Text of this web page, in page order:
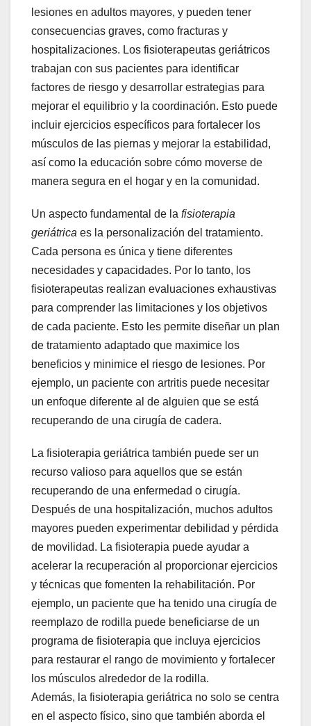
lesiones en adultos mayores, y pueden tener
consecuencias graves, como fracturas y
hospitalizaciones. Los fisioterapeutas geriátricos
trabajan con sus pacientes para identificar
factores de riesgo y desarrollar estrategias para
mejorar el equilibrio y la coordinación. Esto puede
incluir ejercicios específicos para fortalecer los
músculos de las piernas y mejorar la estabilidad,
así como la educación sobre cómo moverse de
manera segura en el hogar y en la comunidad.
Un aspecto fundamental de la fisioterapia
geriátrica es la personalización del tratamiento.
Cada persona es única y tiene diferentes
necesidades y capacidades. Por lo tanto, los
fisioterapeutas realizan evaluaciones exhaustivas
para comprender las limitaciones y los objetivos
de cada paciente. Esto les permite diseñar un plan
de tratamiento adaptado que maximice los
beneficios y minimice el riesgo de lesiones. Por
ejemplo, un paciente con artritis puede necesitar
un enfoque diferente al de alguien que se está
recuperando de una cirugía de cadera.
La fisioterapia geriátrica también puede ser un
recurso valioso para aquellos que se están
recuperando de una enfermedad o cirugía.
Después de una hospitalización, muchos adultos
mayores pueden experimentar debilidad y pérdida
de movilidad. La fisioterapia puede ayudar a
acelerar la recuperación al proporcionar ejercicios
y técnicas que fomenten la rehabilitación. Por
ejemplo, un paciente que ha tenido una cirugía de
reemplazo de rodilla puede beneficiarse de un
programa de fisioterapia que incluya ejercicios
para restaurar el rango de movimiento y fortalecer
los músculos alrededor de la rodilla.
Además, la fisioterapia geriátrica no solo se centra
en el aspecto físico, sino que también aborda el